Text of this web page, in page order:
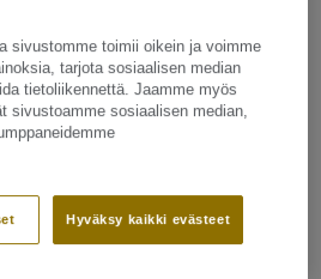
sivustomme toimii oikein ja voimme
tarjota sosiaalisen median
tietoliikennettä. Jaamme myös
sivustoamme sosiaalisen median,
Hyväksy kaikki evästeet